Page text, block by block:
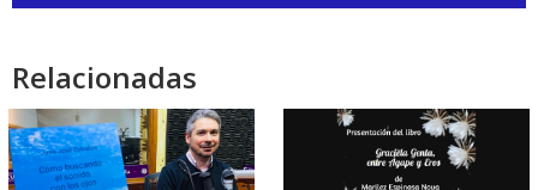
Relacionadas